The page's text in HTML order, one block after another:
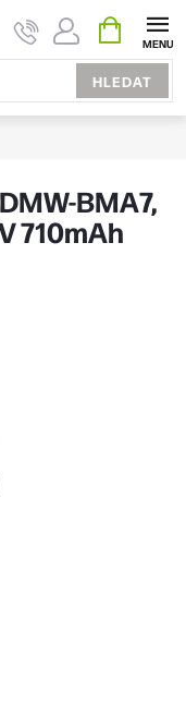
HLEDAT
KOŠÍK
BMA7,
710mAh